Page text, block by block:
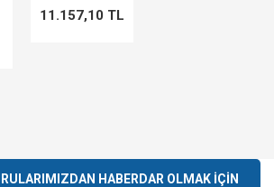
11.157,10 TL
HABERDAR OLMAK İÇİN